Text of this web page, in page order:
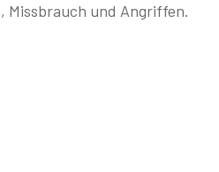
und Angriffen.